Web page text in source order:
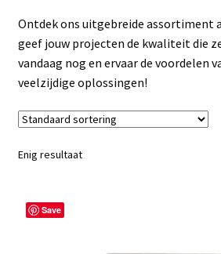
Retourbeleid
Videos
Winkelwagen
Ontdek ons uitgebreide assortiment
geef jouw projecten de kwaliteit die
vandaag nog en ervaar de voordelen
veelzijdige oplossingen!
Enig resultaat
Save